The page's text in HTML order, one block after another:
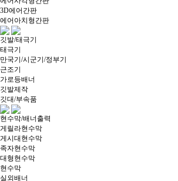
3D에어간판
에어아치형간판
깃발/태극기
태극기
만국기/시군기/정부기
근조기
가로등배너
깃발제작
깃대/부속품
현수막/배너출력
게릴라현수막
게시대현수막
족자현수막
대형현수막
현수막
실외배너